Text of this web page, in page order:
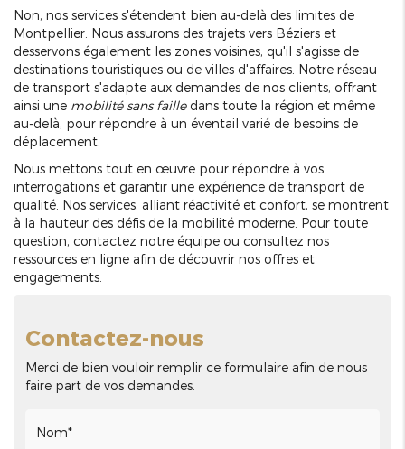
Non, nos services s'étendent bien au-delà des limites de
Montpellier. Nous assurons des trajets vers Béziers et
desservons également les zones voisines, qu'il s'agisse de
destinations touristiques ou de villes d'affaires. Notre réseau
de transport s'adapte aux demandes de nos clients, offrant
ainsi une mobilité sans failledans toute la région et même
au-delà, pour répondre à un éventail varié de besoins de
déplacement.
Nous mettons tout en œuvre pour répondre à vos
interrogations et garantir une expérience de transport de
qualité. Nos services, alliant réactivité et confort, se montrent
à la hauteur des défis de la mobilité moderne. Pour toute
question, contactez notre équipe ou consultez nos
ressources en ligne afin de découvrir nos offres et
engagements.
Contactez-nous
Merci de bien vouloir remplir ce formulaire afin de nous
faire part de vos demandes.